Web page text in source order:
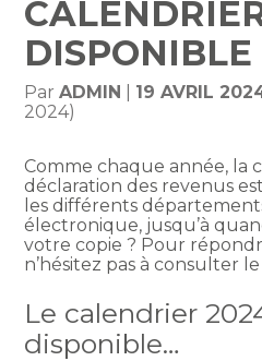
DISPONIBLE
ParADMIN 19 AVRIL
2024)
Comme chaque année, la
déclaration des revenus
les différents
électronique, jusqu’à
votre copie ? Pour
n’hésitez pas à consulter
Le calendrier
disponible…